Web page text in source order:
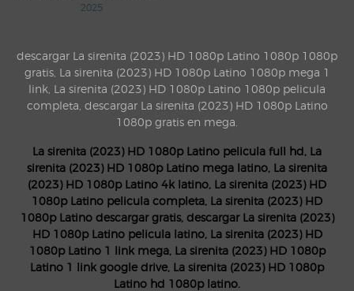
2025
descargar La sirenita (2023) HD 1080p Latino 1080p 1080p
gratis, La sirenita (2023) HD 1080p Latino 1080p mega 1
link, La sirenita (2023) HD 1080p Latino 1080p pelicula
completa, descargar La sirenita (2023) HD 1080p Latino
1080p gratis en mega.
La sirenita (2023) HD 1080p Latino pelicula full hd, La
sirenita (2023) HD 1080p Latino mega latino, La sirenita
(2023) HD 1080p Latino 4k latino, La sirenita (2023) HD
1080p Latino pelicula completa, La sirenita (2023) HD
1080p Latino descargar gratis, descargar La sirenita (2023)
HD 1080p Latino pelicula latino, La sirenita (2023) HD
1080p Latino 1 link mega, La sirenita (2023) HD 1080p
Latino 1 link google drive, La sirenita (2023) HD 1080p
Latino hd 1080p latino.